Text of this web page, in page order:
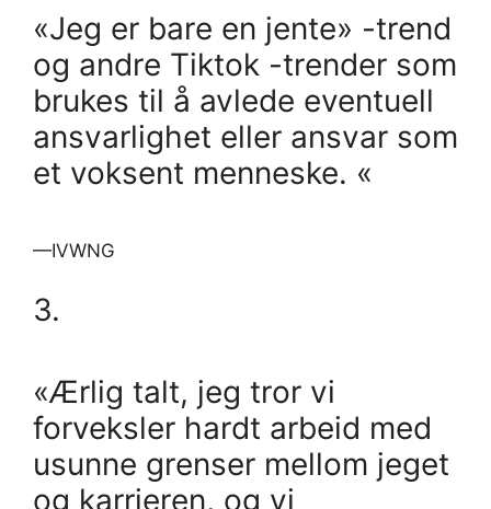
«Jeg er bare en jente» -trend
og andre Tiktok -trender som
brukes til å avlede eventuell
ansvarlighet eller ansvar som
et voksent menneske. «
—IVWNG
3.
«Ærlig talt, jeg tror vi
forveksler hardt arbeid med
usunne grenser mellom jeget
og karrieren, og vi